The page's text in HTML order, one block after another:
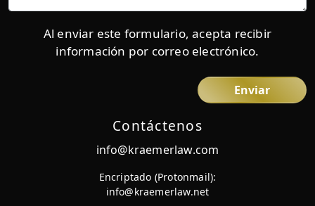
Contáctenos
info@kraemerlaw.com
Encriptado (Protonmail):
info@kraemerlaw.net
Al enviar este formulario, acepta recibir
información por correo electrónico.